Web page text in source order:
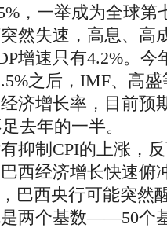
，一举成为全球第
然失速，高息、高
增速只有4.2%。今
之后，IMF、高
济增长率，目前预
去年的一半。
制CPI的上涨，反
西经济增长快速俯
巴西央行可能突然
两个基数——50个